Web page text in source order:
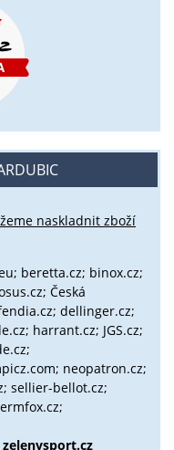
naskladnit zboží
beretta.cz; binox.cz;
Česká
dellinger.cz;
harrant.cz; JGS.cz;
neopatron.cz;
sellier-bellot.cz;
zelenysport.cz